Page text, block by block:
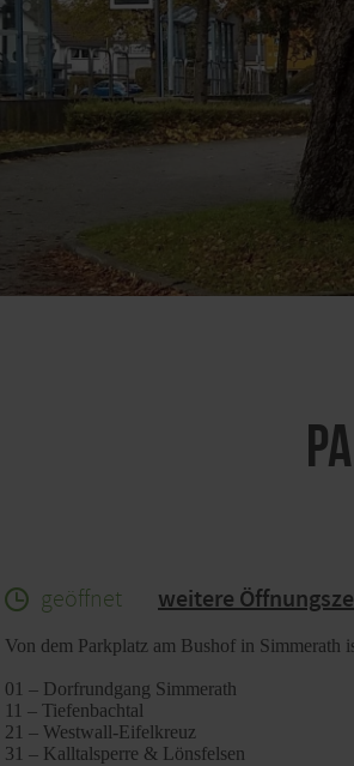
geöffnet weitere
Von dem Parkplatz am Bushof in
01 – Dorfrundgang Simmerath
11 – Tiefenbachtal
21 – Westwall-Eifelkreuz
31 – Kalltalsperre & Lönsfelsen